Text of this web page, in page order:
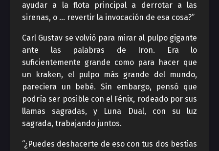
ayudar a la flota principal a derrotar a las
sirenas, o … revertir la invocación de esa cosa?”
Carl Gustav se volvió para mirar al pulpo gigante
ante las palabras de Iron. Era lo
suficientemente grande como para hacer que
un kraken, el pulpo más grande del mundo,
pareciera un bebé. Sin embargo, pensó que
podría ser posible con el Fénix, rodeado por sus
llamas sagradas, y Luna Dual, con su luz
sagrada, trabajando juntos.
“¿Puedes deshacerte de eso con tus dos bestias